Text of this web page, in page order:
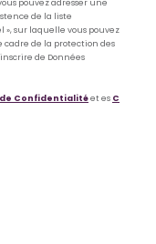
pouvez adresser une
de la liste
sur laquelle vous pouvez
cadre de la protection des
de Données
Confidentialitéet es C